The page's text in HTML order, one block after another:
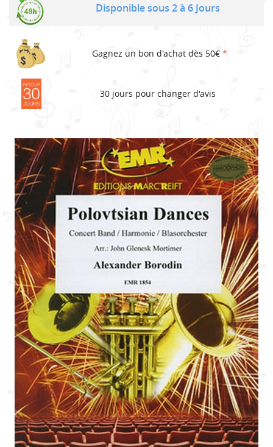
Disponible sous 2 à 6 Jours
Gagnez un bon d'achat dès 50€ *
30 jours pour changer d'avis